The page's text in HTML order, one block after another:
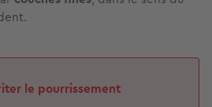
le pourrissement